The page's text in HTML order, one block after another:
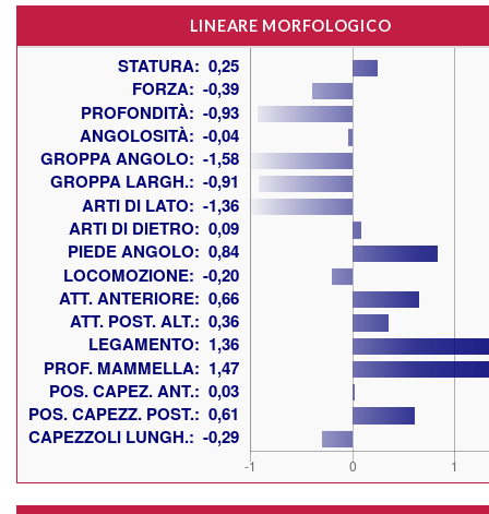
LINEARE MORFOLOGICO